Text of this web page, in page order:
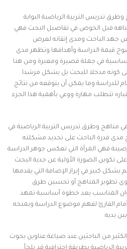
تدريس التربية الرياضية البوابة
قبل الخوض في تفاصيل البحث فهي
عن جهد الباحث ومدى إتقانه لعرض
قيمة الدراسة وأهدافها وتظهر مدى
في جملة قصيرة ومعبرة ومن هنا
كونه مدخلا للبحث بل يشكل مرشدا
للدراسة وما يمكن أن يتوقعه من نتائج
تتطلب مهارة ووعي بأهمية هذا الجزء
مناهج وطرق تدريس التربية الرياضية في
مدى قدرة الباحث على تحديد مشكلته
رصينة فهي المرآة التي تعكس جوهر الدراسة
تكوين الصورة الأولية عن جدية البحث
كبير في إبراز الإضافة التي يقدمها
تطوير المناهج أو تحسين طرق
المناسب يعد خطوة أساسية تمهد
القارئ لفهم موضوع الدراسة ويمنحه
يديه.
من الباحثين عند صياغة عناوين بحوث